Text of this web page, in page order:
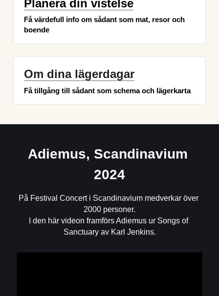
Planera din vistelse
Få värdefull info om sådant som mat, resor och
boende
Om dina lägerdagar
Få tillgång till sådant som schema och lägerkarta
Adiemus, Scandinavium
2024
På Festival Concert i Scandinavium medverkar över
2000 personer.
I den här videon framförs Adiemus ur Songs of
Sanctuary av Karl Jenkins.